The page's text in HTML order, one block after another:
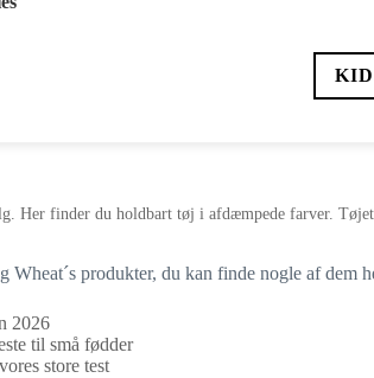
Her finder du holdbart tøj i afdæmpede farver.
produkter, du kan finde nogle af dem
2026
til små fødder
store test